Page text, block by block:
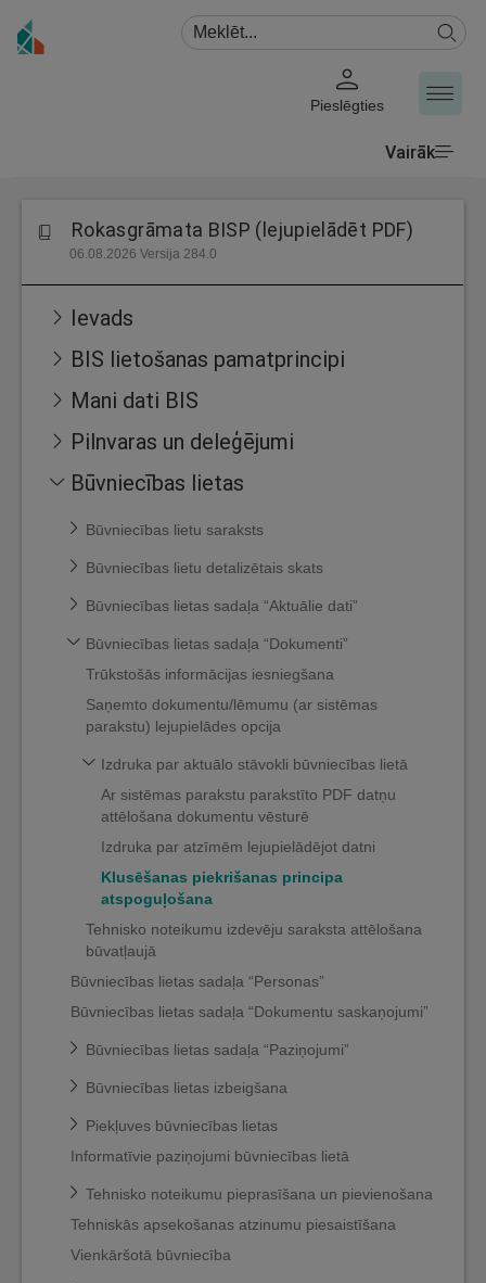
Pieslēgties
Vairāk
Rokasgrāmata BISP (lejupielādēt PDF)
06.08.2026 Versija 284.0
Ievads
BIS lietošanas pamatprincipi
Mani dati BIS
Pilnvaras un deleģējumi
Būvniecības lietas
Būvniecības lietu saraksts
Būvniecības lietu detalizētais skats
Būvniecības lietas sadaļa “Aktuālie dati”
Būvniecības lietas sadaļa “Dokumenti”
Trūkstošās informācijas iesniegšana
Saņemto dokumentu/lēmumu (ar sistēmas
parakstu) lejupielādes opcija
Izdruka par aktuālo stāvokli būvniecības lietā
Ar sistēmas parakstu parakstīto PDF datņu
attēlošana dokumentu vēsturē
Izdruka par atzīmēm lejupielādējot datni
Klusēšanas piekrišanas principa
atspoguļošana
Tehnisko noteikumu izdevēju saraksta attēlošana
būvatļaujā
Būvniecības lietas sadaļa “Personas”
Būvniecības lietas sadaļa “Dokumentu saskaņojumi”
Būvniecības lietas sadaļa “Paziņojumi”
Būvniecības lietas izbeigšana
Piekļuves būvniecības lietas
Informatīvie paziņojumi būvniecības lietā
Tehnisko noteikumu pieprasīšana un pievienošana
Tehniskās apsekošanas atzinumu piesaistīšana
Vienkāršotā būvniecība